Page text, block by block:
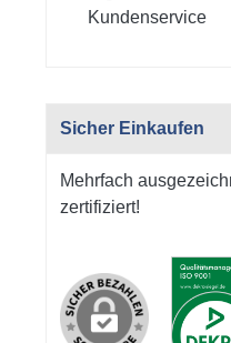
Kundenservice
Sicher Einkaufen
Mehrfach
zertifiziert!